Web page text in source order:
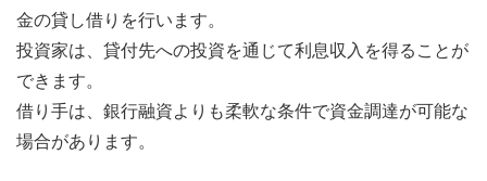
金の貸し借りを行います。
投資家は、貸付先への投資を通じて利息収入を得ることが
できます。
借り手は、銀行融資よりも柔軟な条件で資金調達が可能な
場合があります。